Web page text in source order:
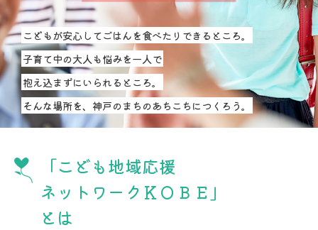
こどもが安心してごはんを食べたりできるところ。
子育て中の大人も悩みを一人で
抱え込まずにいられるところ。
そんな場所を、神戸のまちのあちこちにつくろう。
「こども地域応援
ネットワークＫＯＢＥ」
とは